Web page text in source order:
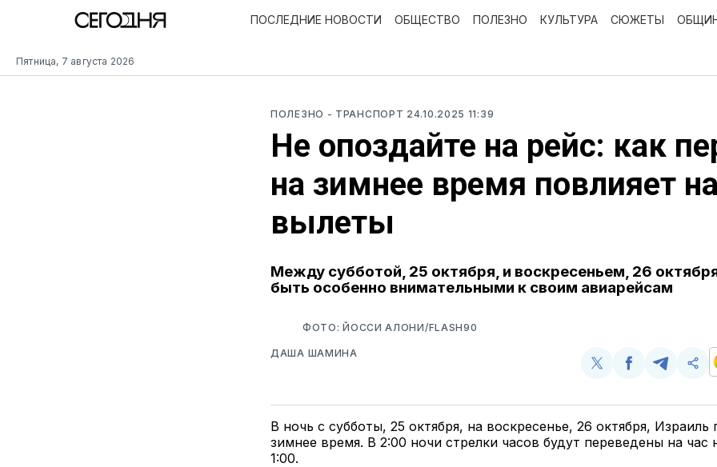
Пятница, 7 августа 2026
ПОСЛЕДНИЕ НОВОСТИ ОБЩЕСТВО ПОЛЕЗНО КУЛЬТУРА СЮЖЕТЫ
ПОЛЕЗНО - ТРАНСПОРТ 24.10.2025 11:39
Не опоздайте на рейс: как
на зимнее время повлияет на
вылеты
Между субботой, 25 октября, и воскресеньем, 26
быть особенно внимательными к своим авиарейсам
ФОТО: ЙОССИ АЛОНИ/FLASH90
ДАША ШАМИНА
Поделиться
Twitter
Поделиться
FacebookTelegram
В ночь с субботы, 25 октября, на воскресенье, 26 октября, Израиль
зимнее время. В 2:00 ночи стрелки часов будут переведены на час
1:00.